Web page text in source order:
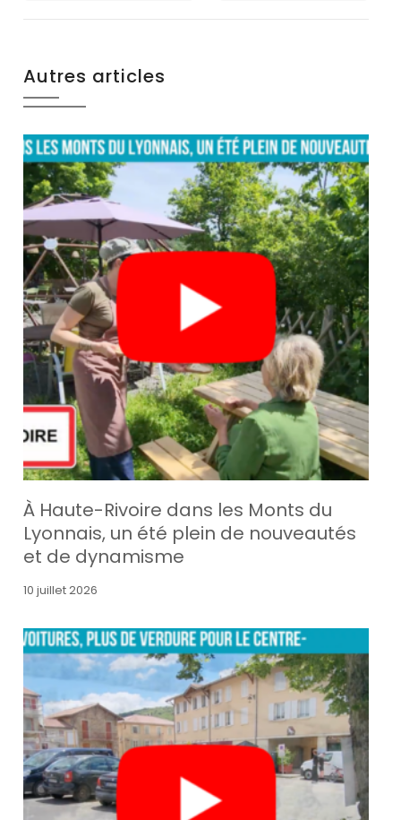
Autres articles
À Haute-Rivoire dans les Monts du
Lyonnais, un été plein de nouveautés
et de dynamisme
10 juillet 2026